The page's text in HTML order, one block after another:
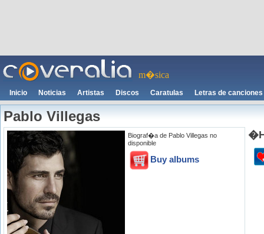
m�sica
Inicio Noticias Artistas Discos Caratulas Letras de canciones
Pablo Villegas
Biograf�a de Pablo Villegas no
disponible
Buy albums